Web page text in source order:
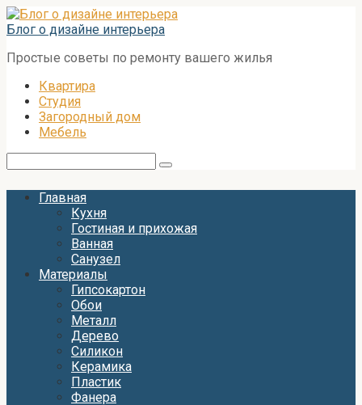
Перейти
к
Блог о дизайне интерьера
Простые советы по ремонту вашего жилья
Квартира
Студия
Загородный дом
Мебель
Главная
Кухня
Гостиная и прихожая
Ванная
Санузел
Материалы
Гипсокартон
Обои
Металл
Дерево
Силикон
Керамика
Пластик
Фанера